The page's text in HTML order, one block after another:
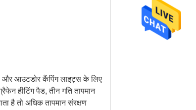
और आउटडोर कैंपिंग लाइट्स के लिए
हीटिंग पैड, तीन गति तापमान
है तो अधिक तापमान संरक्षण